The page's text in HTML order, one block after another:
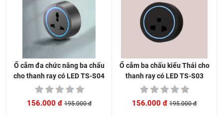
Ổ cắm đa chức năng ba chấu
cho thanh ray có LED TS-S04
156.000 đ 195.000 đ
Ổ cắm ba chấu kiểu Thái cho
thanh ray có LED TS-S03
156.000 đ 195.000 đ